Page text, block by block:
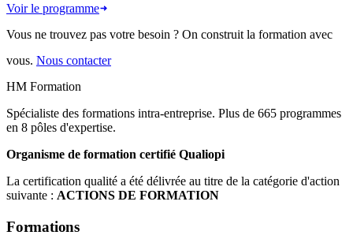
Voir le programme
Vous ne trouvez pas votre besoin ? On construit la formation avec
vous. Nous contacter
HM Formation
Spécialiste des formations intra-entreprise. Plus de 665 programmes
en 8 pôles d'expertise.
Organisme de formation certifié Qualiopi
La certification qualité a été délivrée au titre de la catégorie d'action
suivante : ACTIONS DE FORMATION
Formations